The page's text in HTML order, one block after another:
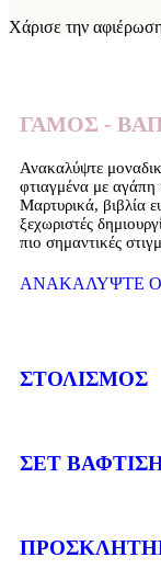
Χάρισε την
ΓΑΜΟΣ -
Ανακαλύψτε
φτιαγμένα με αγάπη
Μαρτυρικά, βιβλία
ξεχωριστές
πιο σημαντικές
ΑΝΑΚΑΛΥΨΤΕ
ΣΤΟΛΙΣΜΟΣ
ΣΕΤ